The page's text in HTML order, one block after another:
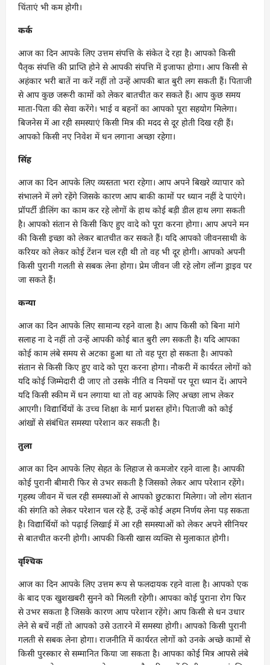
चिंताएं भी कम होगी।
कर्क
आज का दिन आपके लिए उत्तम संपत्ति के संकेत दे रहा है। आपको किसी
पैतृक संपत्ति की प्राप्ति होने से आपकी संपत्ति में इजाफा होगा। आप किसी से
अहंकार भरी बातें ना करें नहीं तो उन्हें आपकी बात बुरी लग सकती हैं। पिताजी
से आप कुछ जरूरी कामों को लेकर बातचीत कर सकते हैं। आप कुछ समय
माता-पिता की सेवा करेंगे। भाई व बहनों का आपको पूरा सहयोग मिलेगा।
बिजनेस में आ रही समस्याएं किसी मित्र की मदद से दूर होती दिख रही हैं।
आपको किसी नए निवेश में धन लगाना अच्छा रहेगा।
सिंह
आज का दिन आपके लिए व्यस्तता भरा रहेगा। आप अपने बिखरे व्यापार को
संभालने में लगे रहेंगे जिसके कारण आप बाकी कामों पर ध्यान नहीं दे पाएंगे।
प्रॉपर्टी डीलिंग का काम कर रहे लोगों के हाथ कोई बड़ी डील हाथ लगा सकती
है। आपको संतान से किसी किए हुए वादे को पूरा करना होगा। आप अपने मन
की किसी इच्छा को लेकर बातचीत कर सकते हैं। यदि आपको जीवनसाथी के
करियर को लेकर कोई टेंशन चल रही थी तो वह भी दूर होगी। आपको अपनी
किसी पुरानी गलती से सबक लेना होगा। प्रेम जीवन जी रहे लोग लॉन्ग ड्राइव पर
जा सकते हैं।
कन्या
आज का दिन आपके लिए सामान्य रहने वाला है। आप किसी को बिना मांगे
सलाह ना दे नहीं तो उन्हें आपकी कोई बात बुरी लग सकती है। यदि आपका
कोई काम लंबे समय से अटका हुआ था तो वह पूरा हो सकता है। आपको
संतान से किसी किए हुए वादे को पूरा करना होगा। नौकरी में कार्यरत लोगों को
यदि कोई जिम्मेदारी दी जाए तो उसके नीति व नियमों पर पूरा ध्यान दें। आपने
यदि किसी स्कीम में धन लगाया था तो वह आपके लिए अच्छा लाभ लेकर
आएगी। विद्यार्थियों के उच्च शिक्षा के मार्ग प्रशस्त होंगे। पिताजी को कोई
आंखों से संबंधित समस्या परेशान कर सकती है।
तुला
आज का दिन आपके लिए सेहत के लिहाज से कमजोर रहने वाला है। आपकी
कोई पुरानी बीमारी फिर से उभर सकती है जिसको लेकर आप परेशान रहेंगे।
गृहस्थ जीवन में चल रही समस्याओं से आपको छुटकारा मिलेगा। जो लोग संतान
की संगति को लेकर परेशान चल रहे हैं, उन्हें कोई अहम निर्णय लेना पड़ सकता
है। विद्यार्थियों को पढ़ाई लिखाई में आ रही समस्याओं को लेकर अपने सीनियर
से बातचीत करनी होगी। आपकी किसी खास व्यक्ति से मुलाकात होगी।
वृश्चिक
आज का दिन आपके लिए उत्तम रूप से फलदायक रहने वाला है। आपको एक
के बाद एक खुशखबरी सुनने को मिलती रहेगी। आपका कोई पुराना रोग फिर
से उभर सकता है जिसके कारण आप परेशान रहेंगे। आप किसी से धन उधार
लेने से बचें नहीं तो आपको उसे उतारने में समस्या होगी। आपको किसी पुरानी
गलती से सबक लेना होगा। राजनीति में कार्यरत लोगों को उनके अच्छे कामों से
किसी पुरस्कार से सम्मानित किया जा सकता है। आपका कोई मित्र आपसे लंबे